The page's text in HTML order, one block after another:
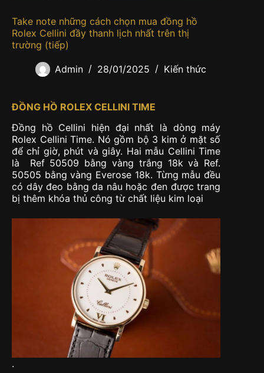
Take note những cách chọn mua đồng hồ
Rolex Cellini đầy thanh lịch nhất trên thị
trường (tiếp)
Admin 28/01/2025 Kiến thức
ĐỒNG HỒ ROLEX CELLINI TIME
Đồng hồ Cellini hiện đại nhất là dòng máy
Rolex Cellini Time. Nó gồm bộ 3 kim ở mặt số
để chỉ giờ, phút và giây. Hai mẫu Cellini Time
là Ref 50509 bằng vàng trắng 18k và Ref.
50505 bằng vàng Everose 18k. Từng mẫu đều
có dây đeo bằng da nâu hoặc đen được trang
bị thêm khóa thủ công từ chất liệu kim loại
.